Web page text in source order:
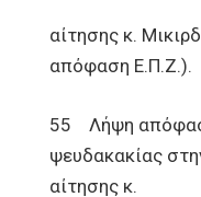
αίτησης κ.
απόφαση Ε.Π.Ζ.).
55 Λήψη
ψευδακακίας
αίτησης κ.